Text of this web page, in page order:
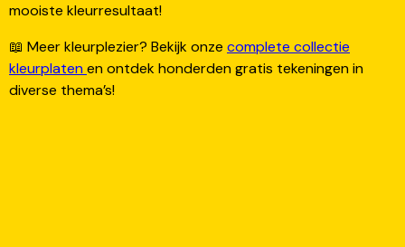
mooiste kleurresultaat!
📖 Meer kleurplezier? Bekijk onze complete collectie
kleurplatenen ontdek honderden gratis tekeningen in
diverse thema’s!